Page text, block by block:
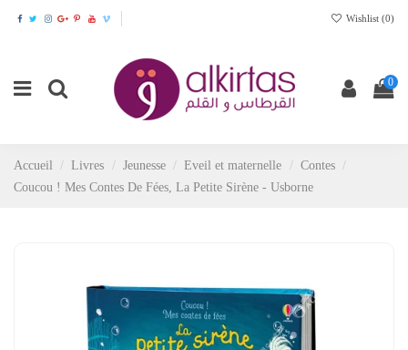
Wishlist (0)
0
Accueil Livres Jeunesse Eveil et maternelle
Contes
Coucou ! Mes Contes De Fées, La Petite Sirène - Usborne